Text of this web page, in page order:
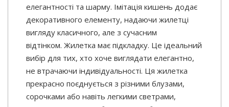
елегантності та шарму. Імітація кишень додає
декоративного елементу, надаючи жилетці
вигляду класичного, але з сучасним
відтінком. Жилетка має підкладку. Це ідеальний
вибір для тих, хто хоче виглядати елегантно,
не втрачаючи індивідуальності. Ця жилетка
прекрасно поєднується з різними блузами,
сорочками або навіть легкими светрами,